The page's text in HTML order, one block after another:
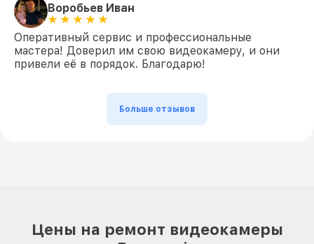
Воробьев Иван
Оперативный сервис и профессиональные
мастера! Доверил им свою видеокамеру, и они
привели её в порядок. Благодарю!
Больше отзывов
Цены на ремонт видеокамеры